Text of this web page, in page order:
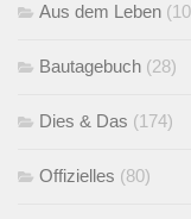
Aus dem Leben
Bautagebuch (28)
Dies & Das (174)
Offizielles (80)